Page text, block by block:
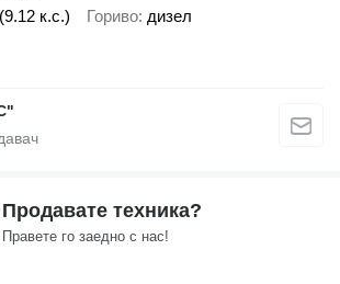
к.с.) Гориво дизел
Продавате техника?
Правете го заедно с нас!